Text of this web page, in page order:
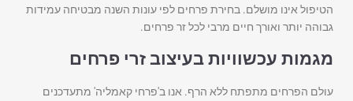
הטיפול אינו מושלם. בחירת פרחים לפי עונות השנה מבטיחה עמידות
גבוהה יותר ואורך חיים מרבי לכל זר פרחים.
מגמות עכשוויות בעיצוב זרי פרחים
עולם הפרחים מתפתח ללא הרף. אנו ב'פרחי קאמליה' מתעדכנים